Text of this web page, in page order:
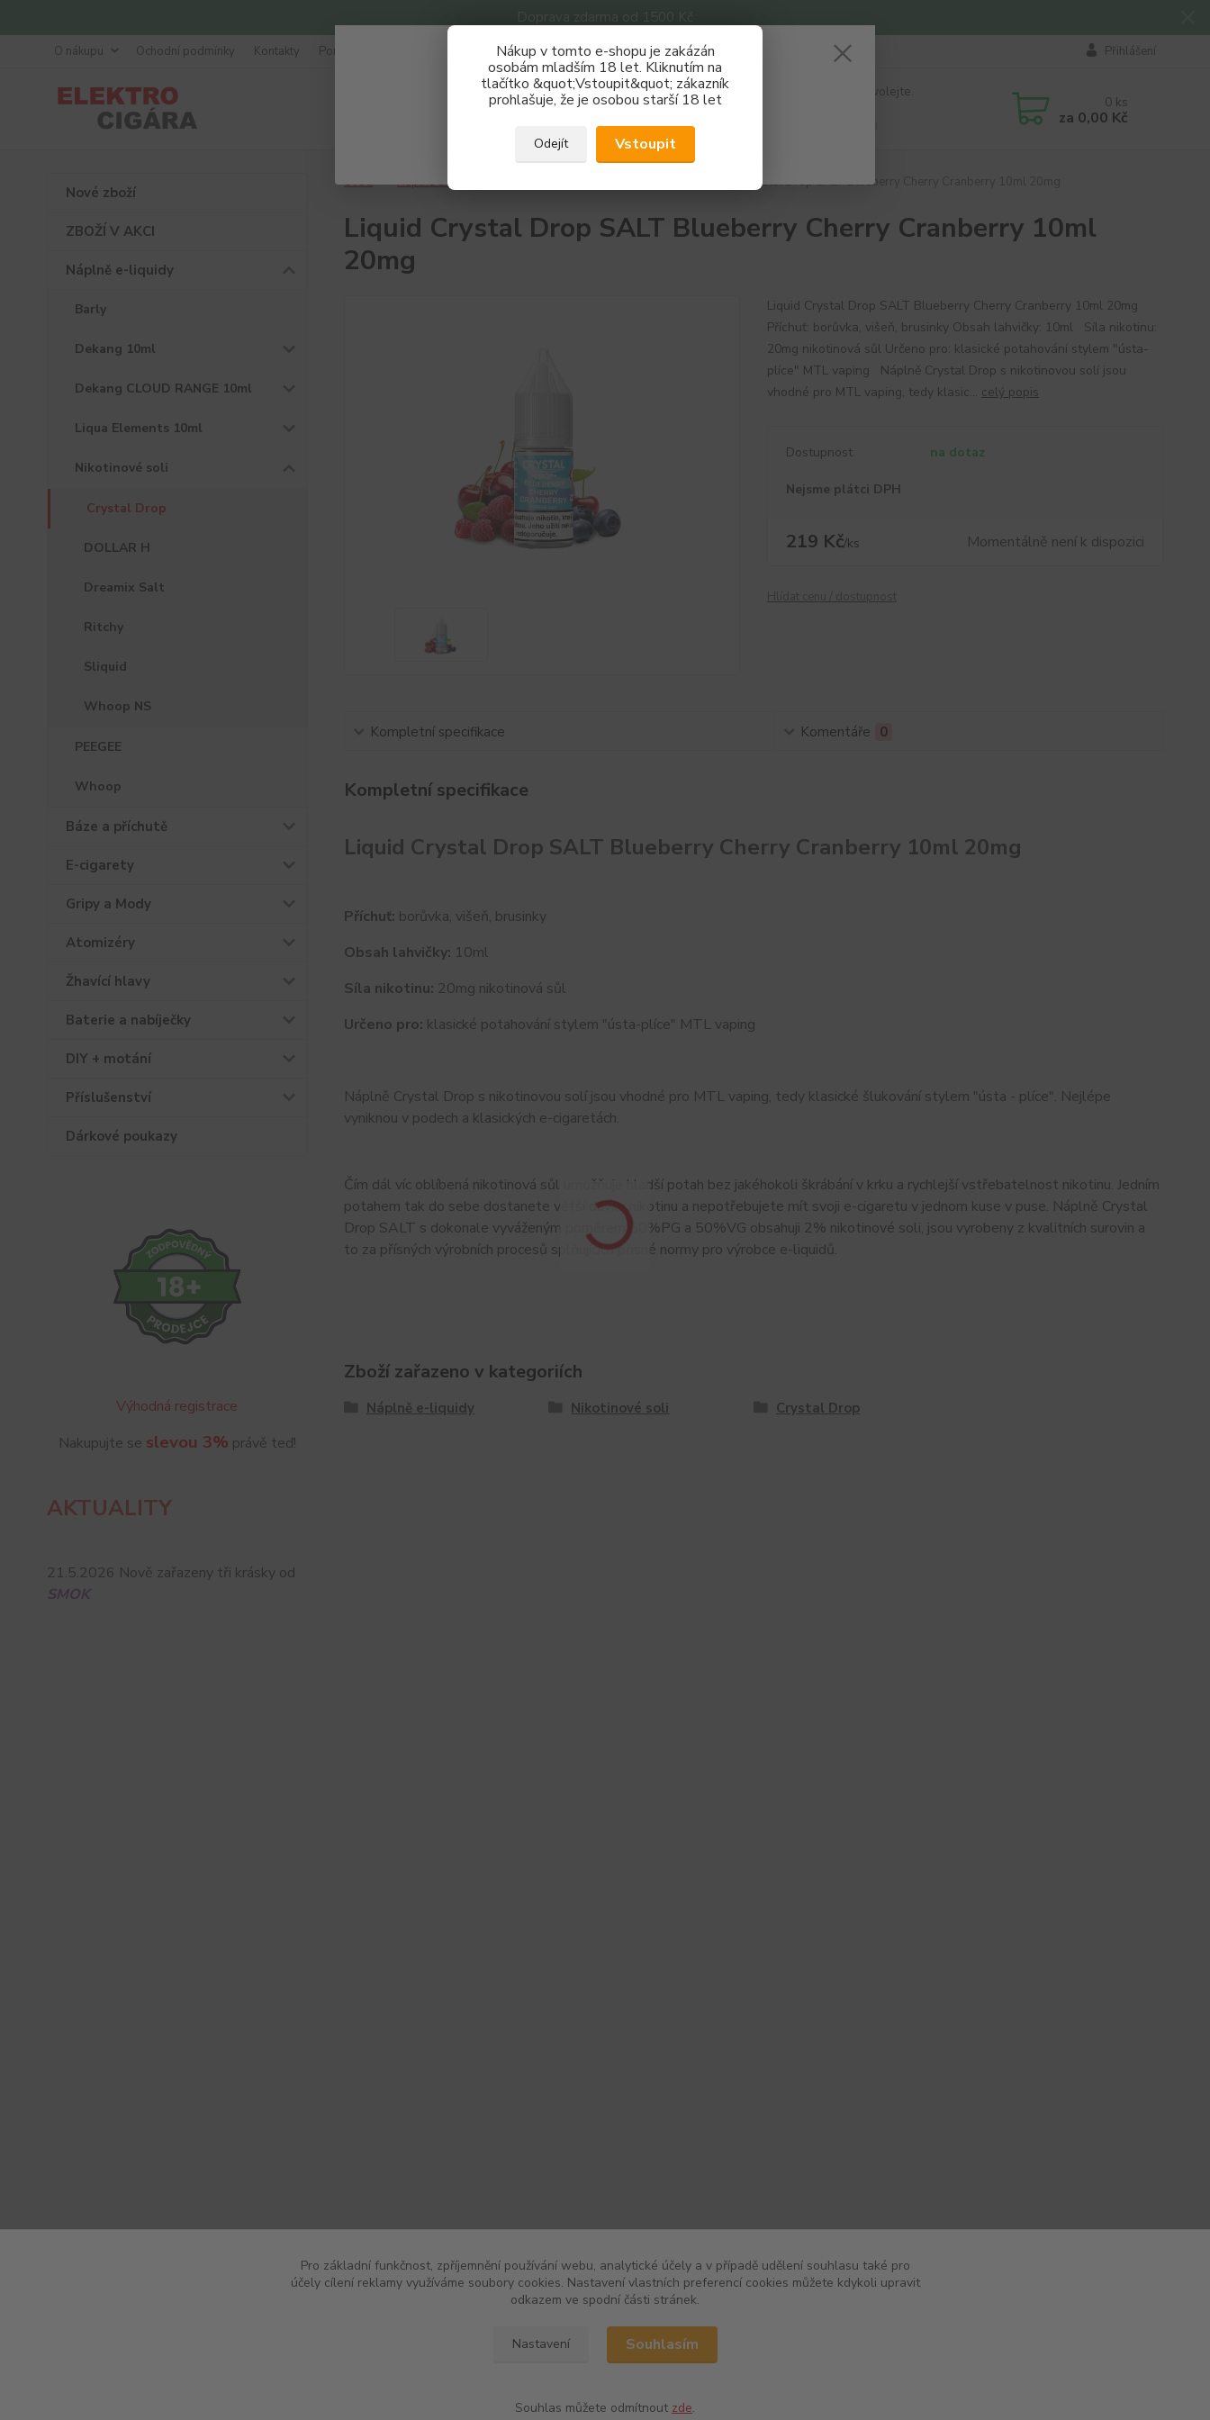
Doprava zdarma od 1500 Kč
Nákup v tomto e-shopu je zakázán
osobám mladším 18 let. Kliknutím na
tlačítko &quot;Vstoupit&quot; zákazník
prohlašuje, že je osobou starší 18 let
Odejít Vstoupit
O nákupu Ochodní podmínky Kontakty Poradna Přihlášení
Hledat
Nevíte si rady? Zavolejte.
0 ks
za 0,00 Kč
Nové zboží
ZBOŽÍ V AKCI
Náplně e-liquidy
Barly
Dekang 10ml
Dekang CLOUD RANGE 10ml
Liqua Elements 10ml
Nikotinové soli
Crystal Drop
DOLLAR H
Dreamix Salt
Ritchy
Sliquid
Whoop NS
PEEGEE
Whoop
Báze a příchutě
E-cigarety
Gripy a Mody
Atomizéry
Žhavící hlavy
Baterie a nabíječky
DIY + motání
Příslušenství
Dárkové poukazy
Výhodná registrace
Nakupujte se slevou 3% právě teď!
AKTUALITY
21.5.2026 Nově zařazeny tři krásky od
SMOK
Úvod Náplně e-liquidy Liquid Crystal Drop SALT Blueberry Cherry Cranberry 10ml 20mg
Liquid Crystal Drop SALT Blueberry Cherry Cranberry 10ml
20mg
Liquid Crystal Drop SALT Blueberry Cherry Cranberry 10ml 20mg
Příchuť: borůvka, višeň, brusinky Obsah lahvičky: 10ml Síla nikotinu:
20mg nikotinová sůl Určeno pro: klasické potahování stylem "ústa-
plíce" MTL vaping Náplně Crystal Drop s nikotinovou solí jsou
vhodné pro MTL vaping, tedy klasic... celý popis
Dostupnost na dotaz
Nejsme plátci DPH
219 Kč/ks Momentálně není k dispozici
Kompletní specifikace Komentáře 0
Kompletní specifikace
Liquid Crystal Drop SALT Blueberry Cherry Cranberry 10ml 20mg
Příchuť: borůvka, višeň, brusinky
Obsah lahvičky: 10ml
Síla nikotinu: 20mg nikotinová sůl
Určeno pro: klasické potahování stylem "ústa-plíce" MTL vaping
Náplně Crystal Drop s nikotinovou solí jsou vhodné pro MTL vaping, tedy klasické šlukování stylem "ústa - plíce". Nejlépe
vyniknou v podech a klasických e-cigaretách.
Čím dál víc oblíbená nikotinová sůl umožňuje hladší potah bez jakéhokoli škrábání v krku a rychlejší vstřebatelnost nikotinu. Jedním
potahem tak do sebe dostanete větší dávku nikotinu a nepotřebujete mít svoji e-cigaretu v jednom kuse v puse. Náplně Crystal
Drop SALT s dokonale vyváženým poměrem 50%PG a 50%VG obsahuji 2% nikotinové soli, jsou vyrobeny z kvalitních surovin a
to za přísných výrobních procesů splňujících přísné normy pro výrobce e-liquidů.
Zboží zařazeno v kategoriích
Náplně e-liquidy Nikotinové soli Crystal Drop
Získej slevu 3%
Zaregistruj se a nakupuj se slevou právě teď!
REGISTRAČNÍ FORMULÁŘ
Zavřít
Pro základní funkčnost, zpříjemnění používání webu, analytické účely a v případě udělení souhlasu také pro
účely cílení reklamy využíváme soubory cookies. Nastavení vlastních preferencí cookies můžete kdykoli upravit
odkazem ve spodní části stránek.
Nastavení Souhlasím
Souhlas můžete odmítnout zde.